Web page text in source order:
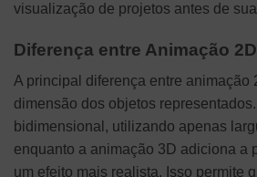
visualização de projetos antes de
Diferença entre Animação
A principal diferença entre animação
dimensão dos objetos
bidimensional, utilizando apenas
enquanto a animação 3D adiciona a
um efeito mais realista. Isso permite